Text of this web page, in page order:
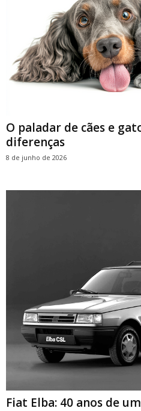
O paladar de cães e
diferenças
8 de junho de 2026
Fiat Elba: 40 anos de